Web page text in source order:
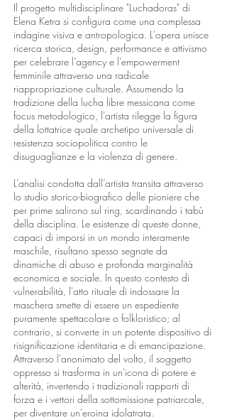
Il progetto multidisciplinare "Luchadoras" di
Elena Ketra si configura come una complessa
indagine visiva e antropologica. L'opera unisce
ricerca storica, design, performance e attivismo
per celebrare l’agency e l’empowerment
femminile attraverso una radicale
riappropriazione culturale. Assumendo la
tradizione della lucha libre messicana come
focus metodologico, l'artista rilegge la figura
della lottatrice quale archetipo universale di
resistenza sociopolitica contro le
disuguaglianze e la violenza di genere.
L’analisi condotta dall’artista transita attraverso
lo studio storico-biografico delle pioniere che
per prime salirono sul ring, scardinando i tabù
della disciplina. Le esistenze di queste donne,
capaci di imporsi in un mondo interamente
maschile, risultano spesso segnate da
dinamiche di abuso e profonda marginalità
economica e sociale. In questo contesto di
vulnerabilità, l'atto rituale di indossare la
maschera smette di essere un espediente
puramente spettacolare o folkloristico; al
contrario, si converte in un potente dispositivo di
risignificazione identitaria e di emancipazione.
Attraverso l'anonimato del volto, il soggetto
oppresso si trasforma in un'icona di potere e
alterità, invertendo i tradizionali rapporti di
forza e i vettori della sottomissione patriarcale,
per diventare un'eroina idolatrata.